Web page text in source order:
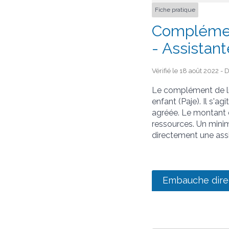
Fiche pratique
-
Vérifié le 18 août 2022 -
Le complément de
enfant (Paje). Il
agréée. Le montant
ressources. Un
directement une
Embauche